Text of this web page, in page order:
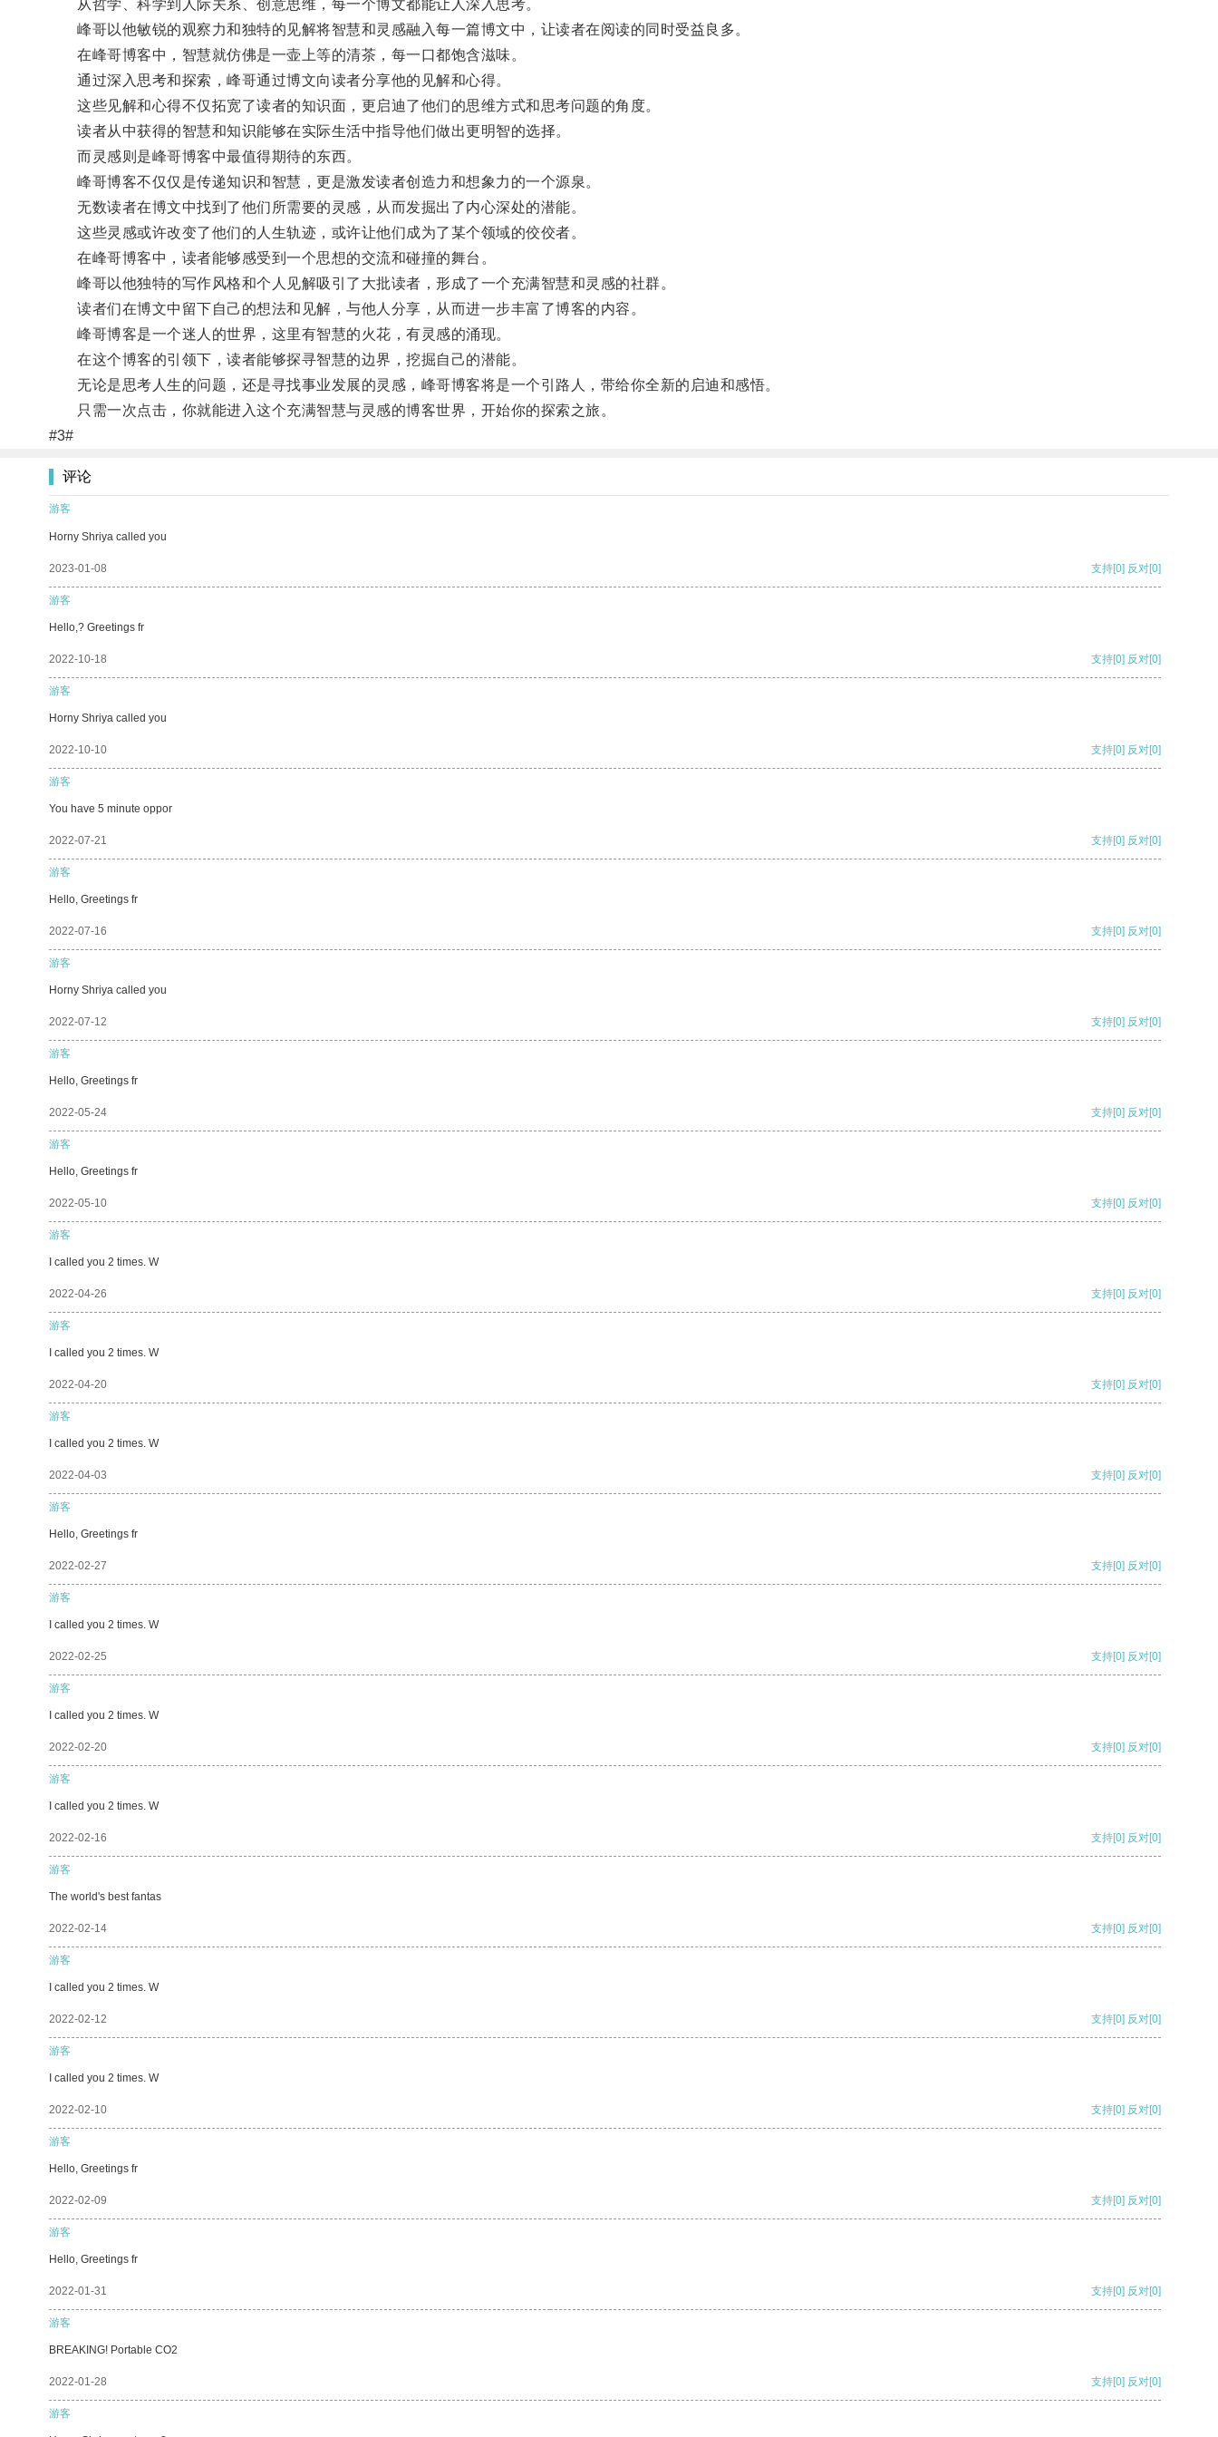
从哲学、科学到人际关系、创意思维，每一个博文都能让人深入思考。
峰哥以他敏锐的观察力和独特的见解将智慧和灵感融入每一篇博文中，让读者在阅读的同时受益良多。
在峰哥博客中，智慧就仿佛是一壶上等的清茶，每一口都饱含滋味。
通过深入思考和探索，峰哥通过博文向读者分享他的见解和心得。
这些见解和心得不仅拓宽了读者的知识面，更启迪了他们的思维方式和思考问题的角度。
读者从中获得的智慧和知识能够在实际生活中指导他们做出更明智的选择。
而灵感则是峰哥博客中最值得期待的东西。
峰哥博客不仅仅是传递知识和智慧，更是激发读者创造力和想象力的一个源泉。
无数读者在博文中找到了他们所需要的灵感，从而发掘出了内心深处的潜能。
这些灵感或许改变了他们的人生轨迹，或许让他们成为了某个领域的佼佼者。
在峰哥博客中，读者能够感受到一个思想的交流和碰撞的舞台。
峰哥以他独特的写作风格和个人见解吸引了大批读者，形成了一个充满智慧和灵感的社群。
读者们在博文中留下自己的想法和见解，与他人分享，从而进一步丰富了博客的内容。
峰哥博客是一个迷人的世界，这里有智慧的火花，有灵感的涌现。
在这个博客的引领下，读者能够探寻智慧的边界，挖掘自己的潜能。
无论是思考人生的问题，还是寻找事业发展的灵感，峰哥博客将是一个引路人，带给你全新的启迪和感悟。
只需一次点击，你就能进入这个充满智慧与灵感的博客世界，开始你的探索之旅。
#3#
评论
游客
Horny Shriya called you
2023-01-08 支持[0] 反对[0]
游客
Hello,? Greetings fr
2022-10-18 支持[0] 反对[0]
游客
Horny Shriya called you
2022-10-10 支持[0] 反对[0]
游客
You have 5 minute oppor
2022-07-21 支持[0] 反对[0]
游客
Hello, Greetings fr
2022-07-16 支持[0] 反对[0]
游客
Horny Shriya called you
2022-07-12 支持[0] 反对[0]
游客
Hello, Greetings fr
2022-05-24 支持[0] 反对[0]
游客
Hello, Greetings fr
2022-05-10 支持[0] 反对[0]
游客
I called you 2 times. W
2022-04-26 支持[0] 反对[0]
游客
I called you 2 times. W
2022-04-20 支持[0] 反对[0]
游客
I called you 2 times. W
2022-04-03 支持[0] 反对[0]
游客
Hello, Greetings fr
2022-02-27 支持[0] 反对[0]
游客
I called you 2 times. W
2022-02-25 支持[0] 反对[0]
游客
I called you 2 times. W
2022-02-20 支持[0] 反对[0]
游客
I called you 2 times. W
2022-02-16 支持[0] 反对[0]
游客
The world's best fantas
2022-02-14 支持[0] 反对[0]
游客
I called you 2 times. W
2022-02-12 支持[0] 反对[0]
游客
I called you 2 times. W
2022-02-10 支持[0] 反对[0]
游客
Hello, Greetings fr
2022-02-09 支持[0] 反对[0]
游客
Hello, Greetings fr
2022-01-31 支持[0] 反对[0]
游客
BREAKING! Portable CO2
2022-01-28 支持[0] 反对[0]
游客